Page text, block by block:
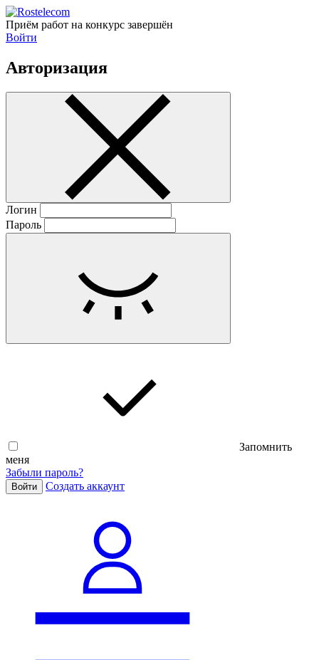
Приём работ на конкурс завершён
Войти
Авторизация
Логин
Пароль
Запомнить
меня
Забыли пароль?
Войти Cоздать аккаунт